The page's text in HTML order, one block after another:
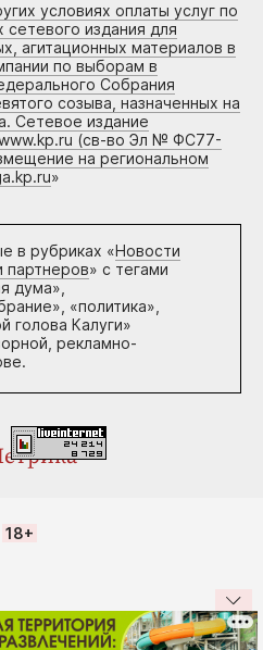
условиях оплаты услуг по
издания для
агитационных материалов в
по выборам в
Собрания
созыва, назначенных на
Сетевое издание
(св-во Эл № ФС77-
на региональном
»
в рубриках «Новости
партнеров» с тегами
дума»,
«политика»,
голова Калуги»
рекламно-
18+